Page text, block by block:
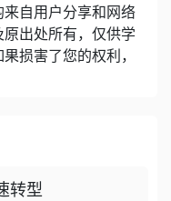
自用户分享和网络
出处所有，仅供学
损害了您的权利，
转型